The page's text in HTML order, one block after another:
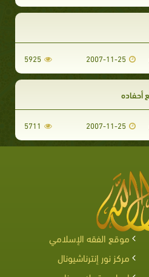
2007-11-25
5925
أحفاده
2007-11-25
5711
موقع الفقه الإسلامي
مركز نور إنترناشيونال